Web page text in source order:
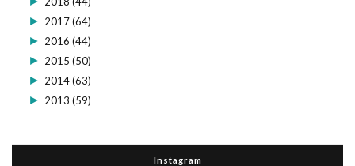
► 2017(64)
► 2016 (44)
► 2015 (50)
► 2014(63)
► 2013 (59)
Instagram